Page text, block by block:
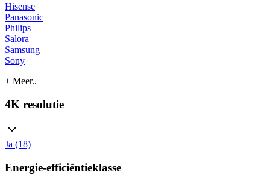
Hisense
Panasonic
Philips
Salora
Samsung
Sony
+ Meer..
4K resolutie
Ja (18)
Energie-efficiëntieklasse